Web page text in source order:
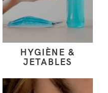
HYGIÈNE &
JETABLES